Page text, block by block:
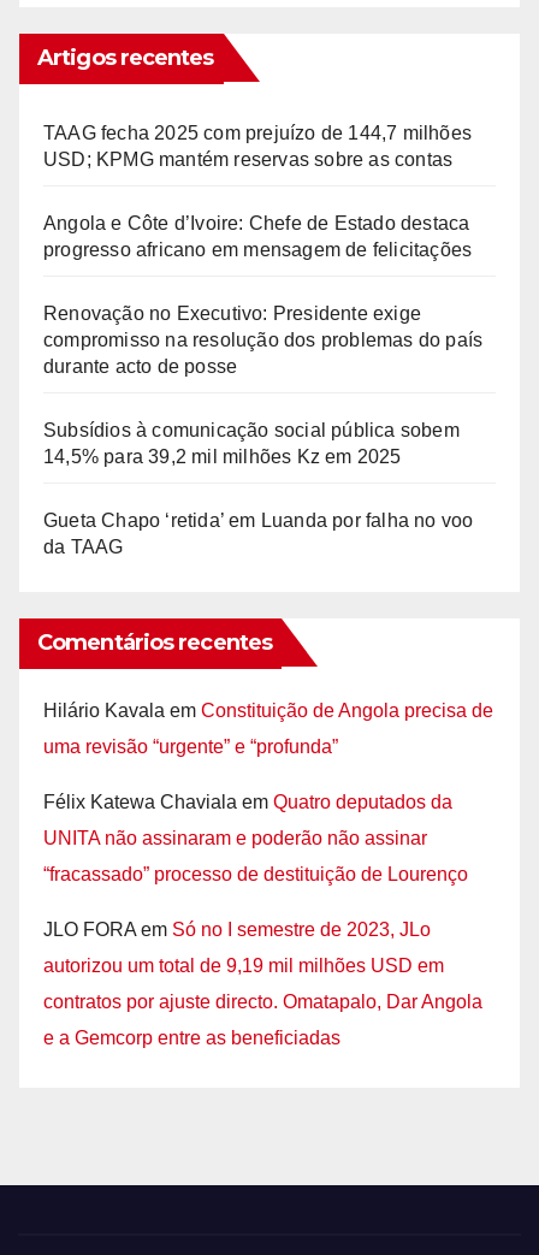
Artigos recentes
TAAG fecha 2025 com prejuízo de 144,7 milhões
USD; KPMG mantém reservas sobre as contas
Angola e Côte d’Ivoire: Chefe de Estado destaca
progresso africano em mensagem de felicitações
Renovação no Executivo: Presidente exige
compromisso na resolução dos problemas do país
durante acto de posse
Subsídios à comunicação social pública sobem
14,5% para 39,2 mil milhões Kz em 2025
Gueta Chapo ‘retida’ em Luanda por falha no voo
da TAAG
Comentários recentes
Hilário Kavala em Constituição de Angola precisa de
uma revisão “urgente” e “profunda”
Félix Katewa Chaviala em Quatro deputados da
UNITA não assinaram e poderão não assinar
“fracassado” processo de destituição de Lourenço
JLO FORA em Só no I semestre de 2023, JLo
autorizou um total de 9,19 mil milhões USD em
contratos por ajuste directo. Omatapalo, Dar Angola
e a Gemcorp entre as beneficiadas